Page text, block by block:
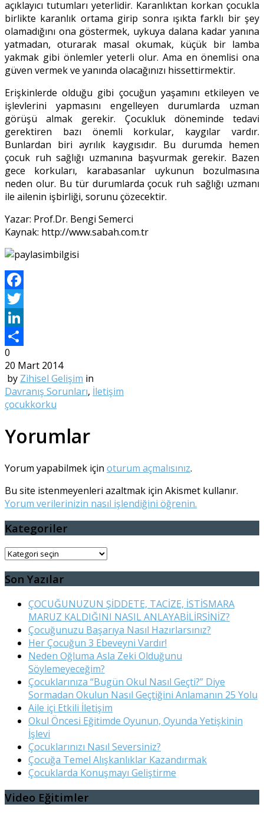
açıklayıcı tutumları yeterlidir. Karanlıktan korkan çocukla
birlikte karanlık ortama girip sonra ışıkta farklı bir şey
olamadığını ona göstermek, uykuya dalana kadar yanına
yatmadan, oturarak masal okumak, küçük bir lamba
yakmak gibi önlemler yeterli olur. Ama en önemlisi ona
güven vermek ve yanında olacağınızı hissettirmektir.
Erişkinlerde olduğu gibi çocuğun yaşamını etkileyen ve
işlevlerini yapmasını engelleyen durumlarda uzman
görüşü almak gerekir. Çocukluk döneminde tedavi
gerektiren bazı önemli korkular, kaygılar vardır.
Bunlardan biri ayrılık kaygısıdır. Bu durumda hemen
çocuk ruh sağlığı uzmanına başvurmak gerekir. Bazen
gece korkuları, karabasanlar uykunun bozulmasına
neden olur. Bu tür durumlarda çocuk ruh sağlığı uzmanı
ile ailenin işbirliği, sorunu çözecektir.
Yazar: Prof.Dr. Bengi Semerci
Kaynak: http://www.sabah.com.tr
Facebook
Twitter
LinkedIn
Share
0
20 Mart 2014
by Zihisel Gelişim in
Davranış Sorunları, İletişim
çocukkorku
Yorumlar
Yorum yapabilmek için oturum açmalısınız.
Bu site istenmeyenleri azaltmak için Akismet kullanır.
Yorum verilerinizin nasıl işlendiğini öğrenin.
Kategoriler
Kategoriler
Son Yazılar
ÇOCUĞUNUZUN ŞİDDETE, TACİZE, İSTİSMARA
MARUZ KALDIĞINI NASIL ANLAYABİLİRSİNİZ?
Çocuğunuzu Başarıya Nasıl Hazırlarsınız?
Her Çocuğun 3 Ebeveyni Vardır!
Neden Oğluma Asla Zeki Olduğunu
Söylemeyeceğim?
Çocuklarınıza “Bugün Okul Nasıl Geçti?” Diye
Sormadan Okulun Nasıl Geçtiğini Anlamanın 25 Yolu
Aile içi Etkili İletişim
Okul Öncesi Eğitimde Oyunun, Oyunda Yetişkinin
İşlevi
Çocuklarınızı Nasıl Seversiniz?
Çocuğa Temel Alışkanlıklar Kazandırmak
Çocuklarda Konuşmayı Geliştirme
Video Eğitimler